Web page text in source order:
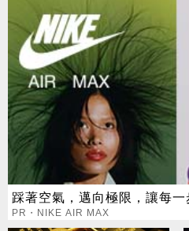
踩著空氣，邁向極限，讓每一
PR・NIKE AIR MAX